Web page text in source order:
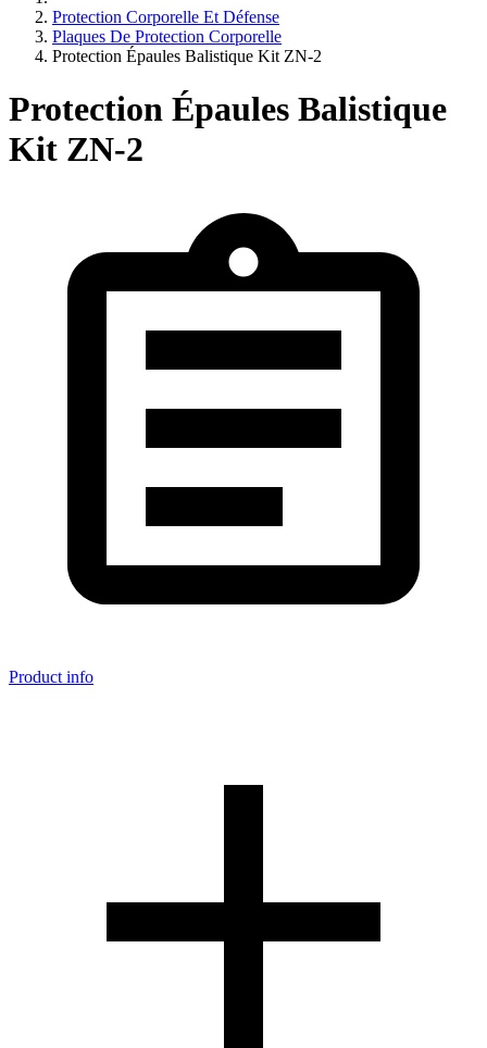
Protection Corporelle Et Défense
Plaques De Protection Corporelle
Protection Épaules Balistique Kit ZN-2
Protection Épaules Balistique
Kit ZN-2
Product info